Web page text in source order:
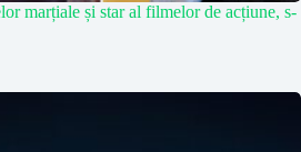
marțiale și star al filmelor de acțiune, s-